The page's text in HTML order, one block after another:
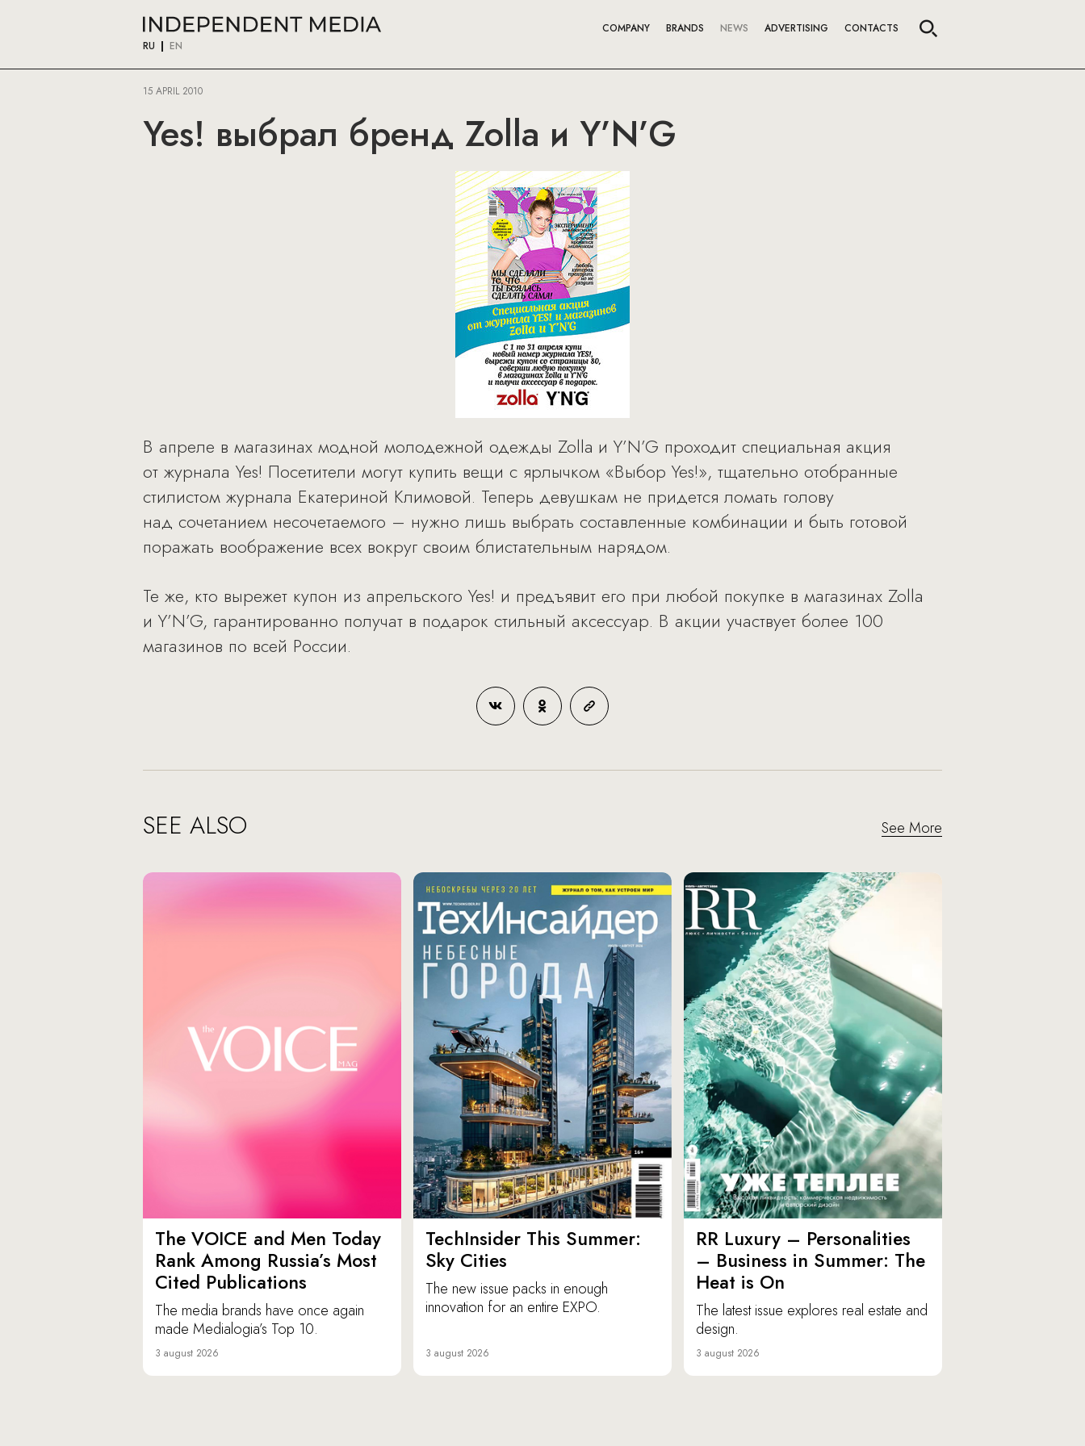
RU EN
COMPANY BRANDS NEWS ADVERTISING CONTACTS
15 APRIL 2010
Yes! выбрал бренд Zolla и Y’N’G
В апреле в магазинах модной молодежной одежды Zolla и Y’N’G проходит специальная акция
от журнала Yes! Посетители могут купить вещи с ярлычком «Выбор Yes!», тщательно отобранные
стилистом журнала Екатериной Климовой. Теперь девушкам не придется ломать голову
над сочетанием несочетаемого – нужно лишь выбрать составленные комбинации и быть готовой
поражать воображение всех вокруг своим блистательным нарядом.
Те же, кто вырежет купон из апрельского Yes! и предъявит его при любой покупке в магазинах Zolla
и Y’N’G, гарантированно получат в подарок стильный аксессуар. В акции участвует более 100
магазинов по всей России.
SEE ALSO See More
The VOICE and Men Today
Rank Among Russia’s Most
Cited Publications
The media brands have once again
made Medialogia’s Top 10.
3 august 2026
TechInsider This Summer:
Sky Cities
The new issue packs in enough
innovation for an entire EXPO.
3 august 2026
RR Luxury – Personalities
– Business in Summer: The
Heat is On
The latest issue explores real estate and
design.
3 august 2026